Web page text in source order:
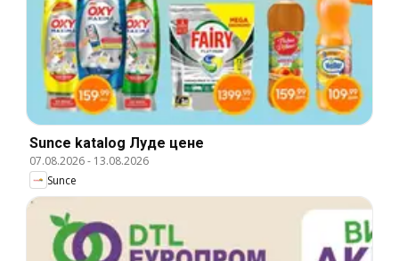
Sunce katalog Луде цене
07.08.2026- 13.08.2026
Sunce